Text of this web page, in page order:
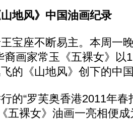
风》中国油画纪录
座不断易主。本周一晚
裔画家常玉《五裸女》以
的《山地风》创下的中
“罗芙奥香港2011年春
五裸女》油画一亮相便